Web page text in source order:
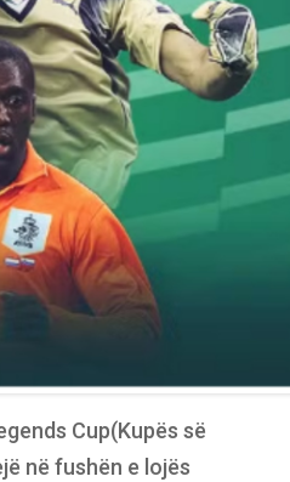
Cup(Kupës së
në fushën e lojës